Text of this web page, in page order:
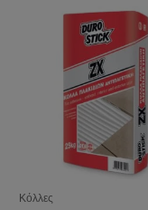
Κόλλες